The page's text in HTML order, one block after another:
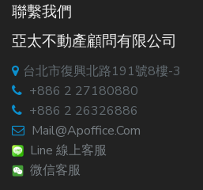
聯繫我們
亞太不動產顧問有限公司
台北市復興北路191號8樓-3
+886 2 27180880
+886 2 26326886
Mail@apoffice.com
Line 線上客服
微信客服